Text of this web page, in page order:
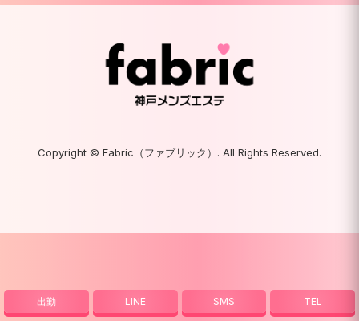
Copyright © Fabric（ファブリック）. All Rights Reserved.
出勤 LINE SMS TEL